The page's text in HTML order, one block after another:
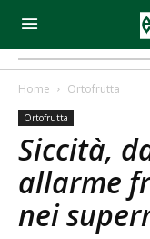
Home Ortofrutta
Ortofrutta
Siccità,
allarme
nei